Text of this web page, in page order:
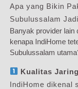
Apa yang Bikin
Subulussalam
Banyak provider lain
kenapa IndiHome
Subulussalam
Kualitas
IndiHome dikenal